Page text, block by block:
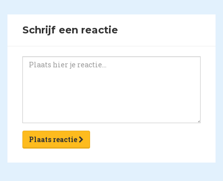
Schrijf een reactie
Plaats reactie